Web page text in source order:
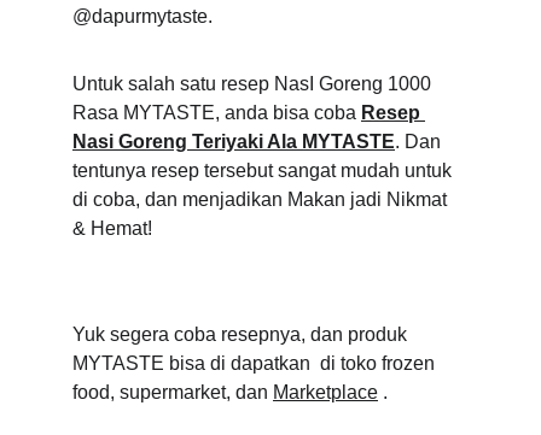
@dapurmytaste.
Untuk salah satu resep NasI Goreng 1000
Rasa MYTASTE, anda bisa coba Resep
Nasi Goreng Teriyaki Ala MYTASTE. Dan
tentunya resep tersebut sangat mudah untuk
di coba, dan menjadikan Makan jadi Nikmat
& Hemat!
Yuk segera coba resepnya, dan produk
MYTASTE bisa di dapatkan  di toko frozen
food, supermarket, dan Marketplace .